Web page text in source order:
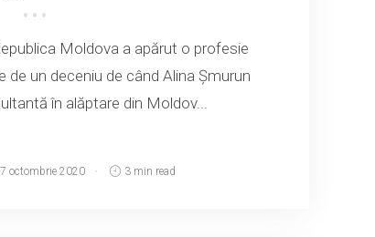
Moldova a apărut o profesie
de un deceniu de când Alina Șmurun
în alăptare din Moldov...
octombrie 2020 3 min read